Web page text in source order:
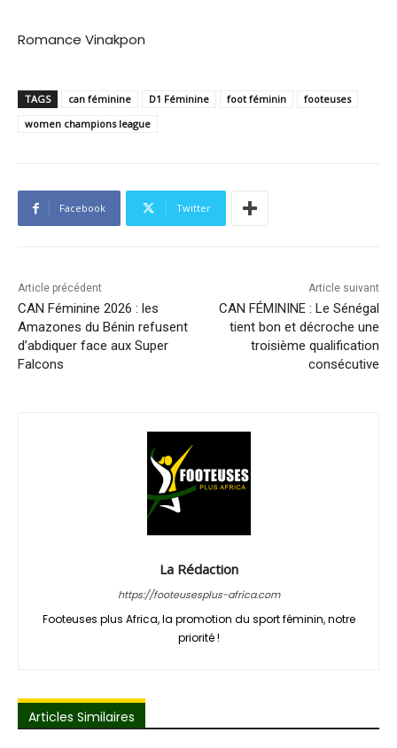
Romance Vinakpon
TAGS can féminine D1 Féminine foot féminin
footeuses
women champions league
Facebook Twitter
Article précédent
CAN Féminine 2026 : les
Amazones du Bénin refusent
d’abdiquer face aux Super
Falcons
Article suivant
CAN FÉMININE : Le Sénégal
tient bon et décroche une
troisième qualification
consécutive
La Rédaction
https://footeusesplus-africa.com
Footeuses plus Africa, la promotion du sport féminin, notre
priorité !
Articles Similaires